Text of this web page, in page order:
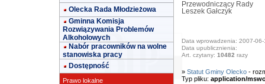
Olecka Rada Młodzieżowa
Gminna Komisja
Rozwiązywania Problemów
Alkoholowych
Nabór pracowników na wolne
stanowiska pracy
Dostępność
Prawo lokalne
Przewodniczący Rady
Leszek Gałczyk
Data wprowadzenia: 2007-
Data upublicznienia:
Art. czytany: 10482 razy
» Statut Gminy Olecko-
Typ pliku: application/